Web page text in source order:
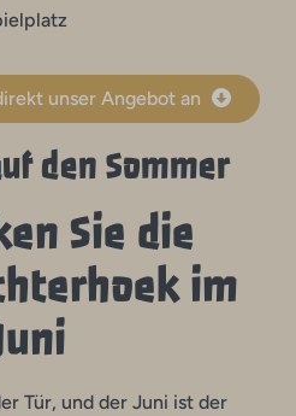
unser Angebot an
den Sommer
Sie die
im
Tür, und der Juni ist der